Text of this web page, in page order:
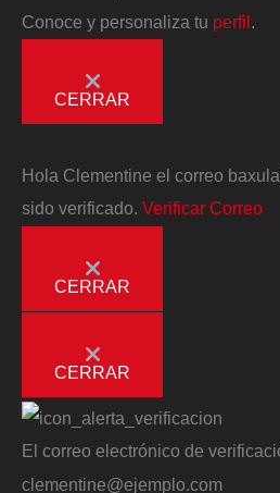
Conoce y personaliza tu perfil.
CERRAR
Hola Clementine el correo
sido verificado. Verificar Correo
CERRAR
CERRAR
El correo electrónico de
clementine@ejemplo.com